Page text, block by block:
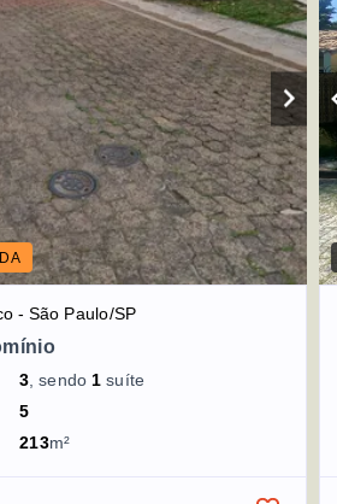
- São Paulo/SP
3 , sendo 1 suíte
5
213m²